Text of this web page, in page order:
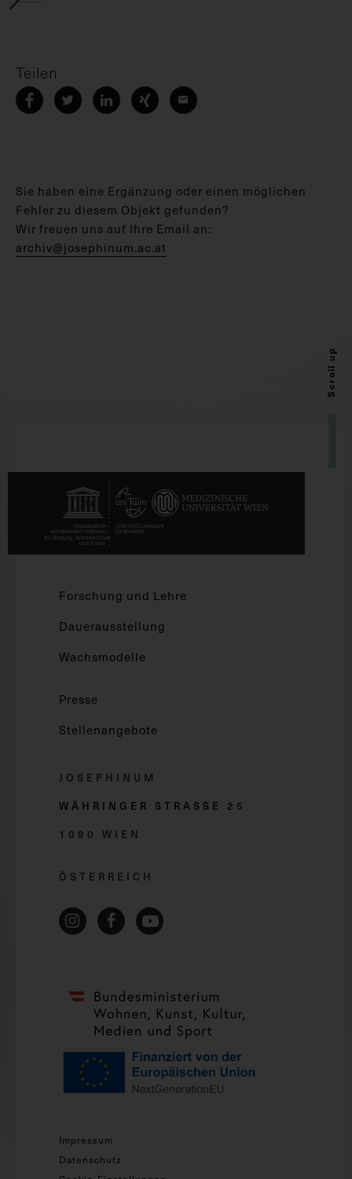
Teilen
Sie haben eine Ergänzung oder einen möglichen
Fehler zu diesem Objekt gefunden?
Wir freuen uns auf Ihre Email an:
archiv@josephinum.ac.at
Scroll up
Forschung und Lehre
Dauerausstellung
Wachsmodelle
Presse
Stellenangebote
JOSEPHINUM
WÄHRINGER STRASSE 2 5
1090 WIEN
ÖSTERREICH
Impressum
Datenschutz